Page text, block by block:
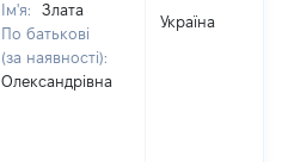
Ім'я:
Злата
По батькові
(за наявності):
Олександрівна
Україна